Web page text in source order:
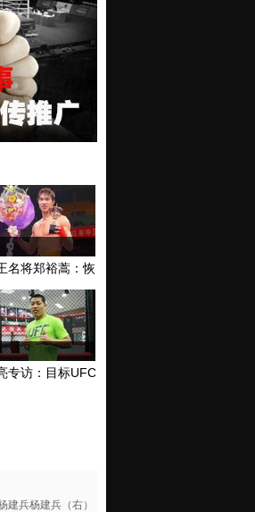
原站全场视频
名将郑裕蒿：恢复训练 有望回归擂台
一架！
专访：目标UFC金腰带 不做打酱油
建兵杨建兵（右）